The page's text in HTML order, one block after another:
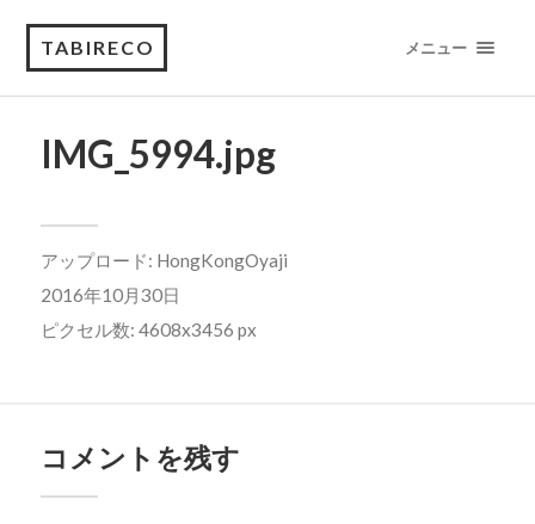
TABIRECO メニュー
IMG_5994.jpg
アップロード: HongKongOyaji
2016年10月30日
ピクセル数: 4608x3456 px
コメントを残す